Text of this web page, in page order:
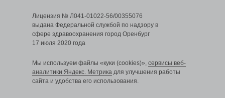
Лицензия № Л041-01022-56/00355076
выдана Федеральной службой по надзору в
сфере здравоохранения город Оренбург
17 июля 2020 года
Мы используем файлы «куки (cookies)», сервисы веб-
аналитики Яндекс. Метрика для улучшения работы
сайта и удобства его использования.